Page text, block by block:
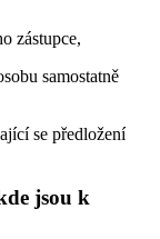
zástupce,
samostatně
se předložení
jsou k